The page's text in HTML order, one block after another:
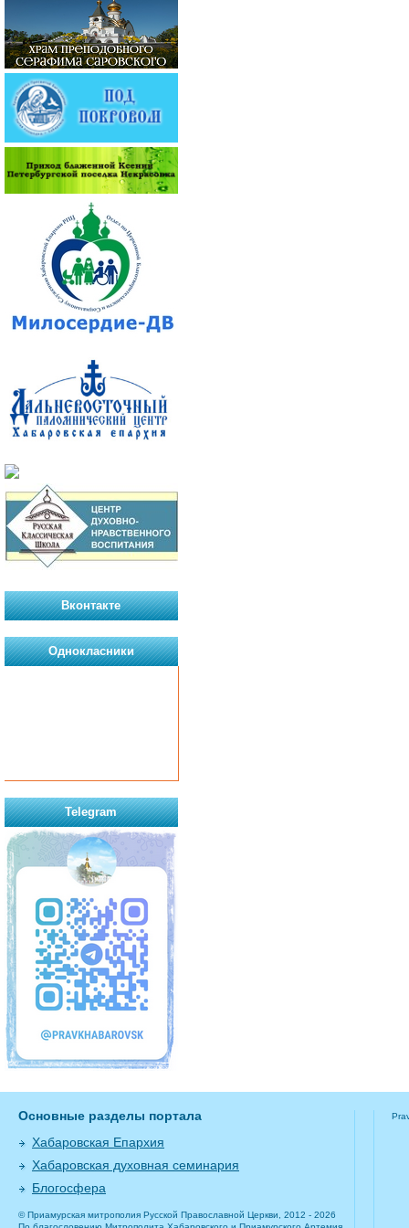
Вконтакте
Однокласники
Telegram
Основные разделы портала
Хабаровская Епархия
Хабаровская духовная семинария
Блогосфера
© Приамурская митрополия Русской Православной Церкви, 2012 - 2026